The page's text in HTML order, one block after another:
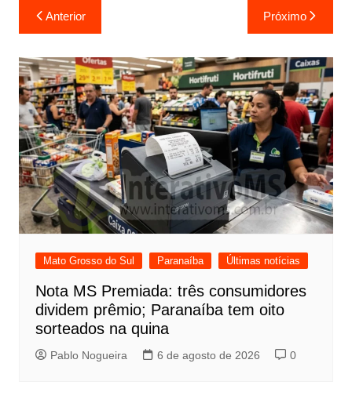
Navegação
de
Post
Anterior Próximo
Mato Grosso do Sul Paranaíba Últimas notícias
Nota MS Premiada: três consumidores
dividem prêmio; Paranaíba tem oito
sorteados na quina
Pablo Nogueira 6 de agosto de 2026 0